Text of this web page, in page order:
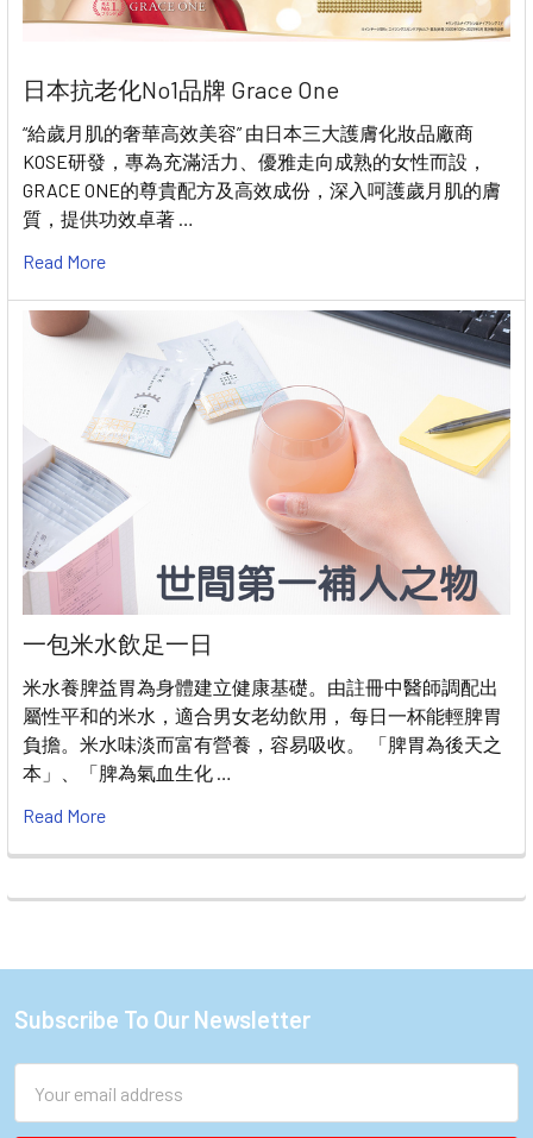
日本抗老化No1品牌 Grace One
“給歲月肌的奢華高效美容” 由日本三大護膚化妝品廠商
KOSE研發，專為充滿活力、優雅走向成熟的女性而設，
GRACE ONE的尊貴配方及高效成份，深入呵護歲月肌的膚
質，提供功效卓著 …
Read More
一包米水飲足一日
米水養脾益胃為身體建立健康基礎。由註冊中醫師調配出
屬性平和的米水，適合男女老幼飲用， 每日一杯能輕脾胃
負擔。米水味淡而富有營養，容易吸收。 「脾胃為後天之
本」、「脾為氣血生化 …
Read More
Footer
Subscribe To Our Newsletter
Address